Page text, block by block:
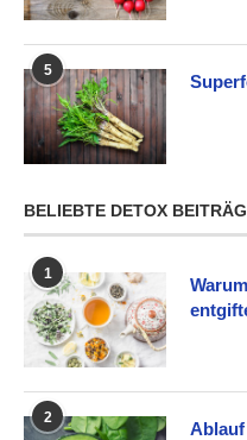
5
BELIEBTE DETOX
1
2